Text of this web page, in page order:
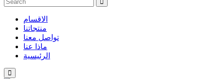
الاقسام
منتجاتنا
تواصل معنا
ماذا عنا
الرئيسية